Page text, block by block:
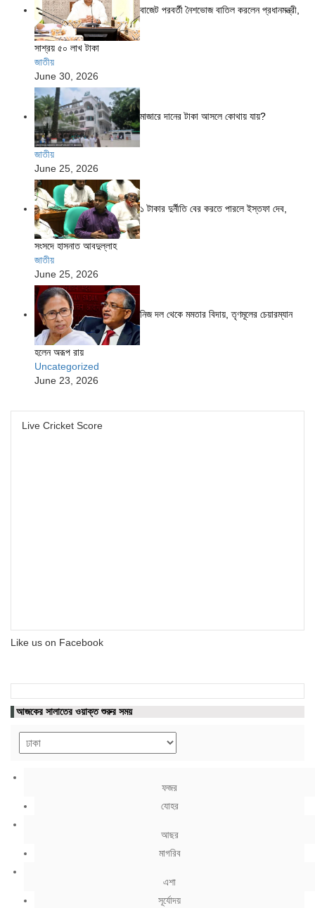
বাজেট পরবর্তী নৈশভোজ বাতিল করলেন প্রধানমন্ত্রী,
সাশ্রয় ৫০ লাখ টাকা
জাতীয়
June 30, 2026
মাজারে দানের টাকা আসলে কোথায় যায়?
জাতীয়
June 25, 2026
১ টাকার দুর্নীতি বের করতে পারলে ইস্তফা দেব,
সংসদে হাসনাত আবদুল্লাহ
জাতীয়
June 25, 2026
নিজ দল থেকে মমতার বিদায়, তৃণমূলের চেয়ারম্যান
হলেন অরূপ রায়
Uncategorized
June 23, 2026
Live Cricket Score
Like us on Facebook
আজকের সালাতের ওয়াক্ত শুরুর সময়
ফজর
যোহর
আছর
মাগরিব
এশা
সূর্যোদয়